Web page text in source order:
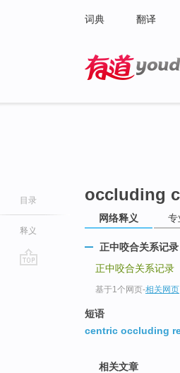
词典 翻译
目录
释义
occluding
网络释义 专
正中咬合关系记录
正中咬合关系记录
基于1个网页-相关网页
短语
centric occluding
相关文章